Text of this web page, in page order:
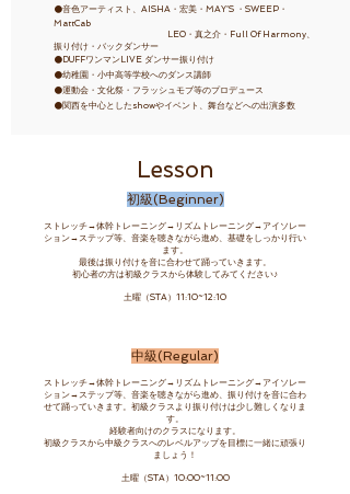
⚫️音色アーティスト、AISHA・宏美・MAY’S ・SWEEP・
MattCab
LEO・真之介・Full Of Harmony、
振り付け・バックダンサー
⚫️DUFFワンマンLIVE ダンサー振り付け
⚫️幼稚園・小中高等学校へのダンス講師
⚫️運動会・文化祭・フラッシュモブ等のプロデュース
⚫️関西を中心としたshowやイベント、舞台などへの出演多数
Lesson
初級(Beginner)
ストレッチ→体幹トレーニング→リズムトレーニング→アイソレー
ション→ステップ等、音楽を聴きながら進め、基礎をしっかり行い
ます。
最後は振り付けを音に合わせて踊っていきます。
初心者の方は初級クラスから体験してみてください♪
土曜（STA）11:10~12:10
中級(Regular)
ストレッチ→体幹トレーニング→リズムトレーニング→アイソレー
ション→ステップ等、音楽を聴きながら進め、振り付けを音に合わ
せて踊っていきます。初級クラスより振り付けは少し難しくなりま
す。
経験者向けのクラスになります。
初級クラスから中級クラスへのレベルアップを目標に一緒に頑張り
ましょう！
​土曜（STA）10:00~11:00